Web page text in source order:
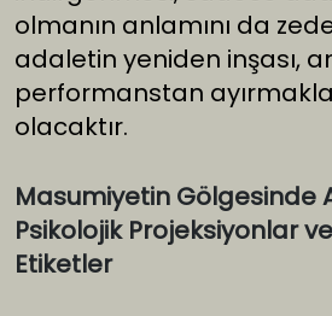
olmanın anlamını da
adaletin yeniden inşası,
performanstan
olacaktır.
Masumiyetin Gölgesinde
Psikolojik Projeksiyonlar
Etiketler